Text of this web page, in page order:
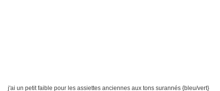
j'ai un petit faible pour les assiettes anciennes aux tons surannés {bleu/vert}